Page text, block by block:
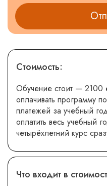
Стоимость:
Обучение стоит —
оплачивать программу
платежей за учебный
оплатить весь учебный
четырёхлетний курс
Что входит в